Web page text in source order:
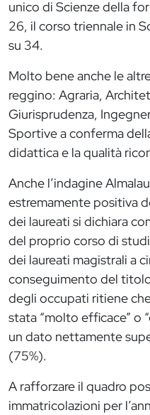
unico di Scienze della
26, il corso triennale in
su 34.
Molto bene anche le
reggino: Agraria,
Giurisprudenza,
Sportive a conferma
didattica e la qualità
Anche l’indagine
estremamente positiva
dei laureati si dichiara
del proprio corso di
dei laureati magistrali a
conseguimento del titolo
degli occupati ritiene
stata “molto efficace” o
un dato nettamente
(75%).
A rafforzare il quadro
immatricolazioni per